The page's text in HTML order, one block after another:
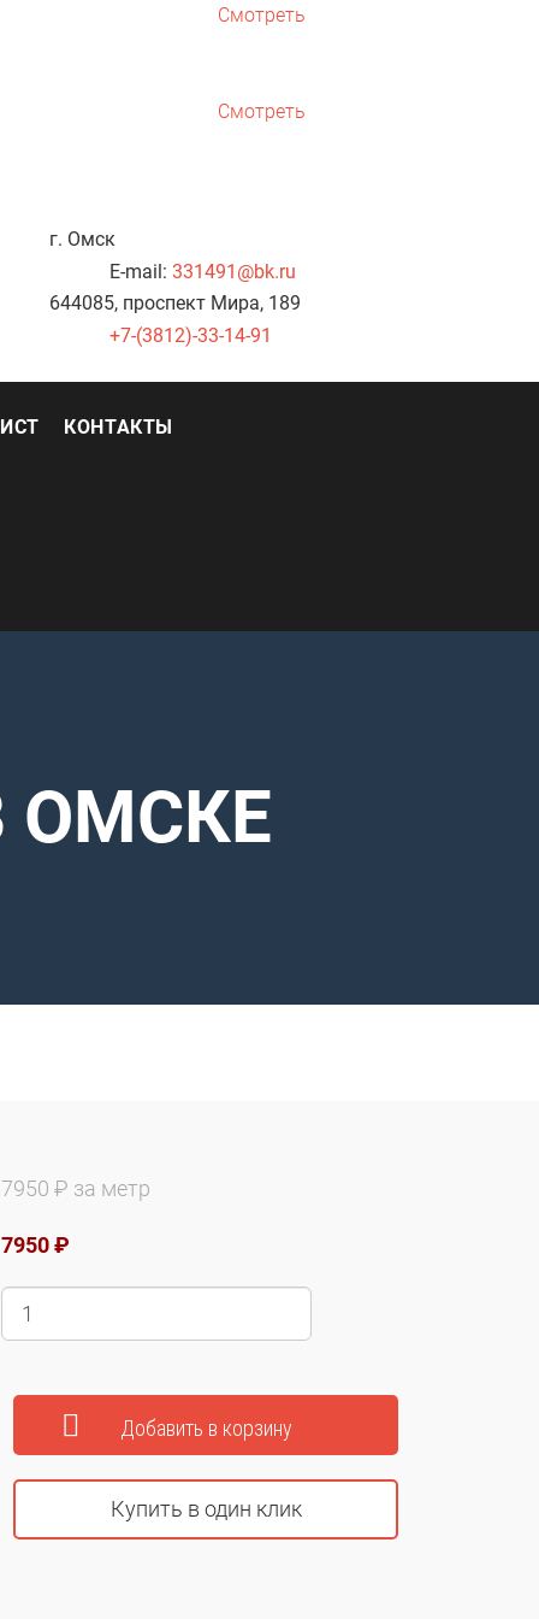
Смотреть
Смотреть
г. Омск
E-mail: 331491@bk.ru
644085, проспект Мира, 189
+7-(3812)-33-14-91
КОНТАКТЫ
ОМСКЕ
7950 ₽ за метр
7950 ₽
Купить в один клик